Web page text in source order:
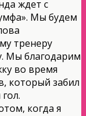
ждет с
Мы будем
тренеру
Мы благодарим
во время
который забил
когда я